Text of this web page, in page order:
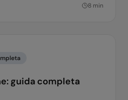
8 min
guida completa